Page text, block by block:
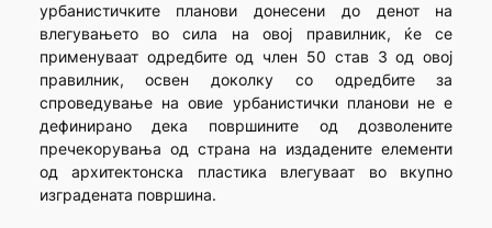
урбанистичките планови донесени до денот на
влегувањето во сила на овој правилник, ќе се
применуваат одредбите од член 50 став 3 од овој
правилник, освен доколку со одредбите за
спроведување на овие урбанистички планови не е
дефинирано дека површините од дозволените
пречекорувања од страна на издадените елементи
од архитектонска пластика влегуваат во вкупно
изградената површина.